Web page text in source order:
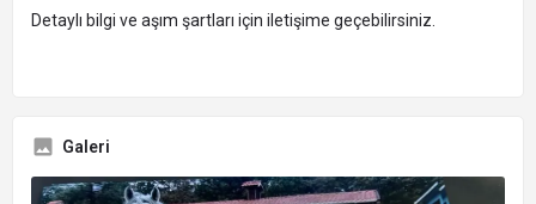
Detaylı bilgi ve aşım şartları için iletişime geçebilirsiniz.
Galeri